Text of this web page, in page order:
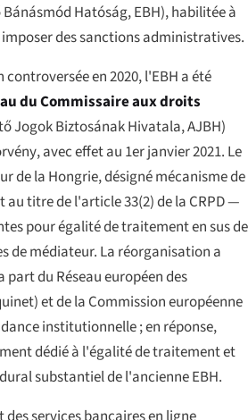
Bánásmód Hatóság, EBH), habilitée à
des sanctions administratives.
en 2020, l'EBH a été
du Commissaire aux droits
Jogok Biztosának Hivatala, AJBH)
, avec effet au 1er janvier 2021. Le
de la Hongrie, désigné mécanisme de
titre de l'article 33(2) de la CRPD —
pour égalité de traitement en sus de
de médiateur. La réorganisation a
part du Réseau européen des
et de la Commission européenne
institutionnelle ; en réponse,
dédié à l'égalité de traitement et
substantiel de l'ancienne EBH.